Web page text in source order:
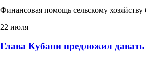
Финансовая помощь сельскому хозяйству
22 июля
Глава Кубани предложил